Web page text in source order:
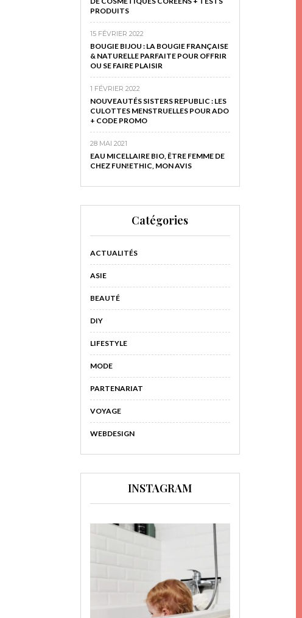
PRODUITS
15 FÉVRIER 2022
BOUGIE BIJOU : LA BOUGIE FRANÇAISE
& NATURELLE PARFAITE POUR OFFRIR
OU SE FAIRE PLAISIR
1 FÉVRIER 2022
NOUVEAUTÉS SISTERS REPUBLIC : LES
CULOTTES MENSTRUELLES POUR ADO
+ CODE PROMO
28 MAI 2021
EAU MICELLAIRE BIO, ÊTRE FEMME DE
CHEZ FUN!ETHIC, MON AVIS
Catégories
ACTUALITÉS
ASIE
BEAUTÉ
DIY
LIFESTYLE
MODE
PARTENARIAT
VOYAGE
WEBDESIGN
INSTAGRAM